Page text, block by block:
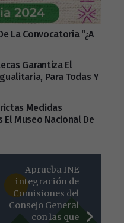
La Convocatoria “¿A
Garantiza El
Para Todas Y
Medidas
Museo Nacional De
Aprueba INE
integración de
Comisiones del
Consejo General
con las que